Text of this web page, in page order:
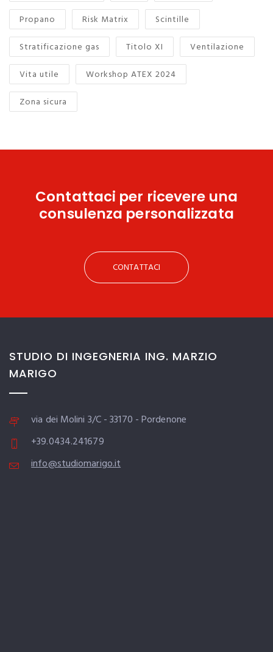
Propano
Risk Matrix
Scintille
Stratificazione gas
Titolo XI
Ventilazione
Vita utile
Workshop ATEX 2024
Zona sicura
Contattaci per ricevere una
consulenza personalizzata
CONTATTACI
STUDIO DI INGEGNERIA ING. MARZIO
MARIGO
via dei Molini 3/C - 33170 - Pordenone
+39.0434.241679
info@studiomarigo.it